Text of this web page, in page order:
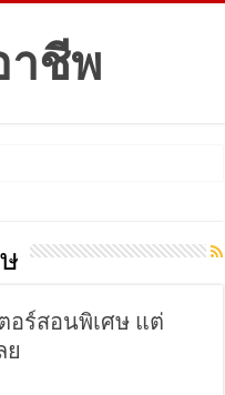
อร์สอนพิเศษ แต่
ย